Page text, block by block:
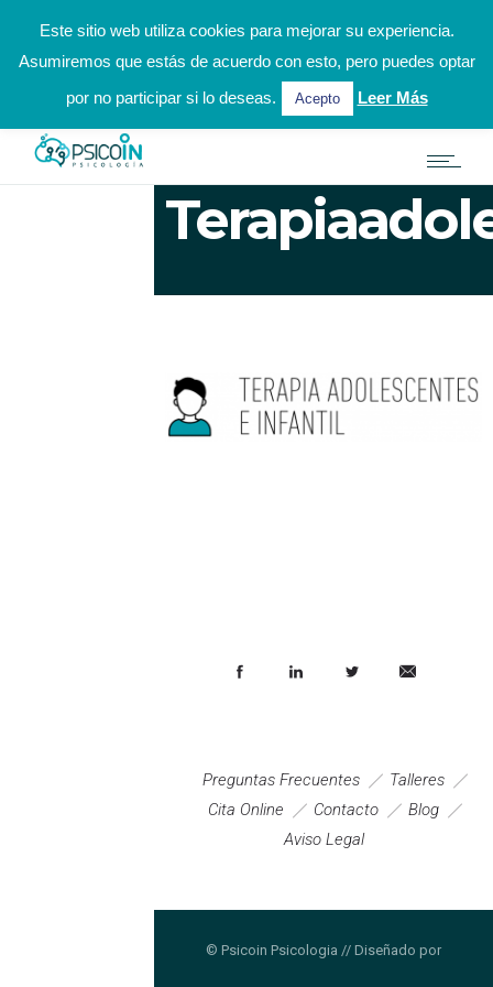
hola@psicoinpsicologia.es 924 31 31 02 / 622 002 972
Solicitar Cita Online
Preguntas Frecuentes
Talleres
Cita Online
Contacto
Blog
Aviso Legal
© Psicoin Psicologia // Diseñado por
Este sitio web utiliza cookies para mejorar su experiencia.
Asumiremos que estás de acuerdo con esto, pero puedes optar
por no participar si lo deseas.
Acepto Leer Más